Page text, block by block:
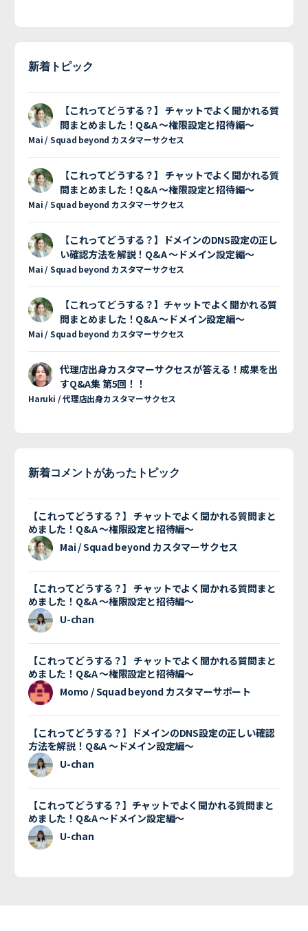
新着トピック
【これってどうする？】 チャットでよく聞かれる質
問まとめました！Q&A 〜権限設定と招待編〜
Mai / Squad beyond カスタマーサクセス
【これってどうする？】 チャットでよく聞かれる質
問まとめました！Q&A 〜権限設定と招待編〜
Mai / Squad beyond カスタマーサクセス
【これってどうする？】ドメインのDNS設定の正し
い確認方法を解説！Q&A 〜ドメイン設定編〜
Mai / Squad beyond カスタマーサクセス
【これってどうする？】チャットでよく聞かれる質
問まとめました！Q&A 〜ドメイン設定編〜
Mai / Squad beyond カスタマーサクセス
代理店出身カスタマーサクセスが答える！成果を出
すQ&A集 第5回！！
Haruki / 代理店出身カスタマーサクセス
新着コメントがあったトピック
【これってどうする？】 チャットでよく聞かれる質問まと
めました！Q&A 〜権限設定と招待編〜
Mai / Squad beyond カスタマーサクセス
【これってどうする？】 チャットでよく聞かれる質問まと
めました！Q&A 〜権限設定と招待編〜
U-chan
【これってどうする？】 チャットでよく聞かれる質問まと
めました！Q&A 〜権限設定と招待編〜
Momo / Squad beyond カスタマーサポート
【これってどうする？】ドメインのDNS設定の正しい確認
方法を解説！Q&A 〜ドメイン設定編〜
U-chan
【これってどうする？】チャットでよく聞かれる質問まと
めました！Q&A 〜ドメイン設定編〜
U-chan